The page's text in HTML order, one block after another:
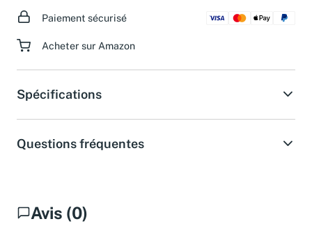
Paiement sécurisé
Acheter sur Amazon
Spécifications
Questions fréquentes
Avis (0)